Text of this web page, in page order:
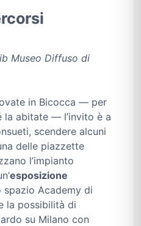
Museo Diffuso di
in Bicocca — per
la abitate — l’invito è a
scendere alcuni
delle piazzette
l’impianto
esposizione
spazio Academy di
la possibilità di
su Milano con